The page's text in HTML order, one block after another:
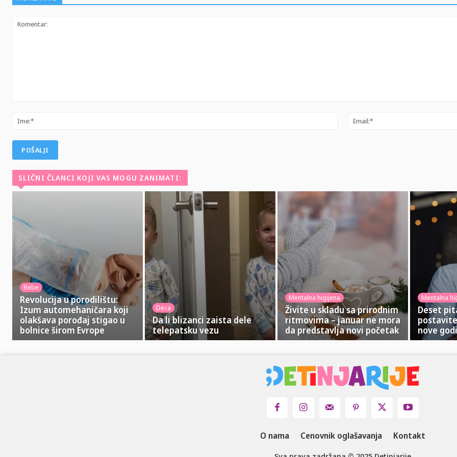
Ime:*
SLIČNI ČLANCI KOJI VAS MOGU ZANIMATI:
Bebe
Revolucija u porodilištu:
Izum automehaničara koji
olakšava porođaj stigao u
bolnice širom Evrope
Deca
Da li blizanci zaista dele
telepatsku vezu
Mentalna higijena
Živite u skladu sa prirodnim
ritmovima – januar ne mora
da predstavlja novi početak
Mentalna
Deset
nove
O nama Cenovnik oglašavanja Kontakt